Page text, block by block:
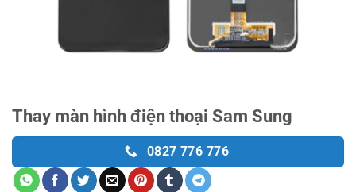
Thay màn hình điện thoại Sam Sung
0827 776 776